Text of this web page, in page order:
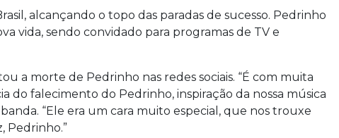
alcançando o topo das paradas de sucesso. Pedrinho
vida, sendo convidado para programas de TV e
a morte de Pedrinho nas redes sociais. “É com muita
do falecimento do Pedrinho, inspiração da nossa música
banda. “Ele era um cara muito especial, que nos trouxe
Pedrinho.”